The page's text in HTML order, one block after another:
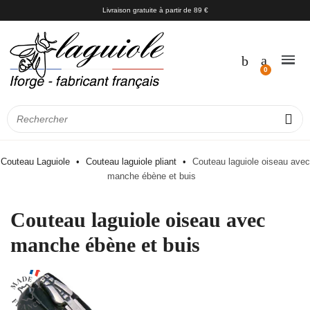
Livraison gratuite à partir de 89 €
Couteau Laguiole Couteau laguiole pliant
Couteau laguiole oiseau avec
manche ébène et buis
Couteau laguiole oiseau avec
manche ébène et buis